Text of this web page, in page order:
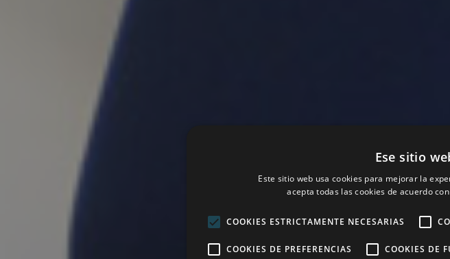
Ese sitio
Este sitio web usa cookies para mejorar la
acepta todas las cookies de acuerdo
COOKIES ESTRICTAMENTE NECESARIAS
COOKIES DE PREFERENCIAS COOKIES DE